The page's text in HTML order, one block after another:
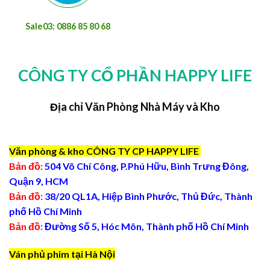
Sale03: 0886 85 80 68
CÔNG TY CỔ PHẦN HAPPY LIFE
Địa chỉ Văn Phòng Nhà Máy và Kho
Văn phòng & kho CÔNG TY CP HAPPY LIFE
Bản đồ:504 Võ Chí Công, P.Phú Hữu, Bình Trưng Đông,
Quận 9, HCM
Bản đồ: 38/20 QL1A, Hiệp Bình Phước, Thủ Đức, Thành
phố Hồ Chí Minh
Bản đồ:Đường Số 5, Hóc Môn, Thành phố Hồ Chí Minh
Ván phủ phim tại Hà Nội